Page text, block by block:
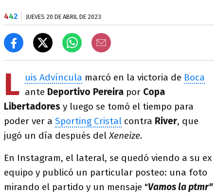
442 JUEVES 20 DE ABRIL DE 2023
L uis Advíncula marcó en la victoria de Boca
ante Deportivo Pereira por Copa
Libertadores y luego se tomó el tiempo para
poder ver a Sporting Cristal contra River, que
jugó un día después delXeneize.
En Instagram, el lateral, se quedó viendo a su ex
equipo y publicó un particular posteo: una foto
mirando el partido y un mensaje "Vamos la ptmr"